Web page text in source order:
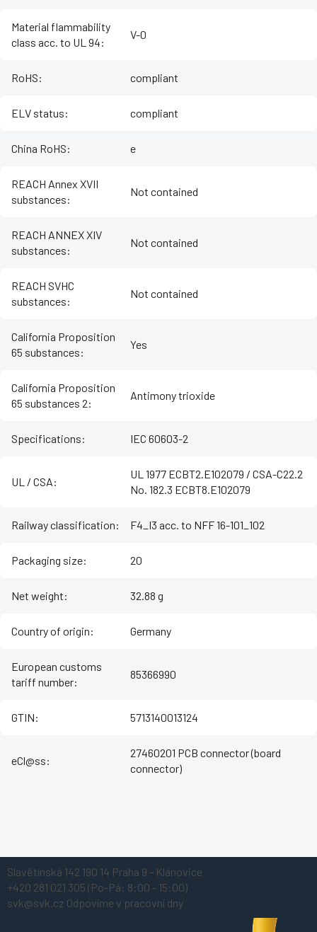
Material flammability
class acc. to UL 94:
V-0
RoHS: compliant
ELV status: compliant
China RoHS: e
REACH Annex XVII
substances:
Not contained
REACH ANNEX XIV
substances:
Not contained
REACH SVHC
substances:
Not contained
California Proposition
65 substances:
Yes
California Proposition
65 substances 2:
Antimony trioxide
Specifications: IEC 60603-2
UL / CSA:
UL 1977 ECBT2.E102079 / CSA-C22.2
No. 182.3 ECBT8.E102079
Railway classification: F4_I3 acc. to NFF 16-101_102
Packaging size: 20
Net weight: 32.88 g
Country of origin: Germany
European customs
tariff number:
85366990
GTIN: 5713140013124
eCl@ss:
27460201 PCB connector (board
connector)
Slavětínská 142 190 14 Praha 9 - Klánovice
+420 281 021 305 (Po-Pá: 8:00 - 15:00)
svk@svk.cz Odpovíme v pracovní dny